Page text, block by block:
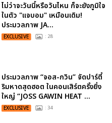
ไม่ว่าจะวันนี้หรือวันไหน ก็จะยังภูมิใจ
ในตัว "แจบอม" เหมือนเดิม!
ประมวลภาพ JA...
EXCLUSIVE : 28
ประมวลภาพ “จอส-กวิน” จัดปาร์ตี้
ริมหาดสุดฮอต ในคอนเสิร์ตครั้งยิ่ง
ใหญ่ “JOSS GAWIN HEAT ...
EXCLUSIVE : 34